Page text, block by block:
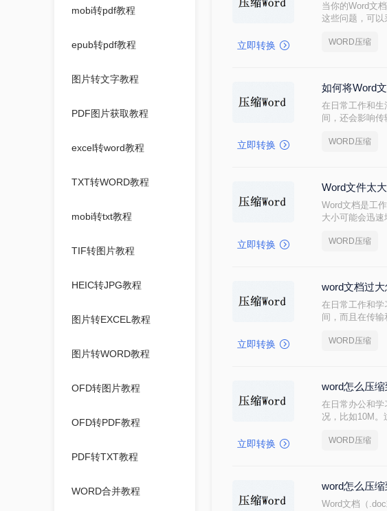
mobi转pdf教程
epub转pdf教程
图片转文字教程
PDF图片获取教程
excel转word教程
TXT转WORD教程
mobi转txt教程
TIF转图片教程
HEIC转JPG教程
图片转EXCEL教程
图片转WORD教程
OFD转图片教程
OFD转PDF教程
PDF转TXT教程
WORD合并教程
立即转换
当你的Word文
这些问题，可以
WORD压缩
立即转换
如何将Word
在日常工作和
间，还会影响
WORD压缩
立即转换
Word文件太
Word文档是工
大小可能会迅
缩呢？本文将
WORD压缩
立即转换
word文档过
在日常工作和学
间，而且在传
WORD压缩
立即转换
word怎么压
在日常办公和学
况，比如10M。
文档到10M以下。
WORD压缩
word怎么压
Word文档（